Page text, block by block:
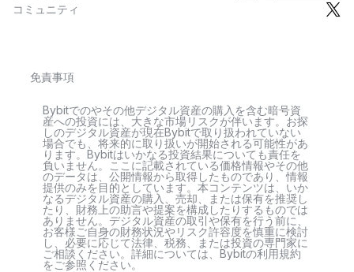
コミュニティ
免責事項
Bybitでのやその他デジタル資産の購入を含む暗号資
産への投資には、大きな市場リスクが伴います。お探
しのデジタル資産が現在Bybitで取り扱われていない
場合でも、将来的に取り扱いが開始される可能性があ
ります。Bybitはいかなる投資結果についても責任を
負いません。ここに記載されている価格情報やその他
のデータは、公開情報から取得したものであり、情報
提供のみを目的としています。本コンテンツは、いか
なるデジタル資産の購入、売却、または保有を推奨し
たり、財務上の助言や提案を構成したりするものでは
ありません。デジタル資産の取引や保有を行う前に、
お客様ご自身の財務状況やリスク許容度を慎重に検討
し、必要に応じて法律、税務、または投資の専門家に
ご相談ください。詳細については、Bybitの利用規約
をご参照ください。